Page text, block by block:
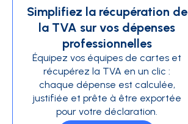
Simplifiez la récupération de
la TVA sur vos dépenses
professionnelles
Équipez vos équipes de cartes et
récupérez la TVA en un clic :
chaque dépense est calculée,
justifiée et prête à être exportée
pour votre déclaration.